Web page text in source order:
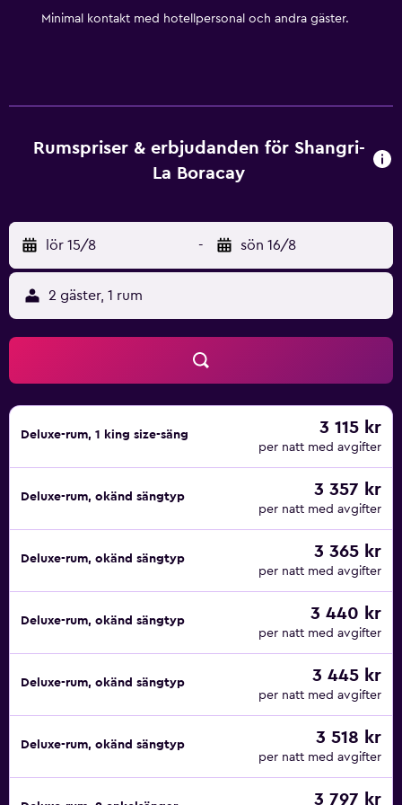
Minimal kontakt med hotellpersonal och andra gäster.
Rumspriser & erbjudanden för Shangri-
La Boracay
lör 15/8 - sön 16/8
2 gäster, 1 rum
Deluxe-rum, 1 king size-säng 3 115 kr
per natt med avgifter
Deluxe-rum, okänd sängtyp 3 357 kr
per natt med avgifter
Deluxe-rum, okänd sängtyp 3 365 kr
per natt med avgifter
Deluxe-rum, okänd sängtyp 3 440 kr
per natt med avgifter
Deluxe-rum, okänd sängtyp 3 445 kr
per natt med avgifter
Deluxe-rum, okänd sängtyp 3 518 kr
per natt med avgifter
3 797 kr